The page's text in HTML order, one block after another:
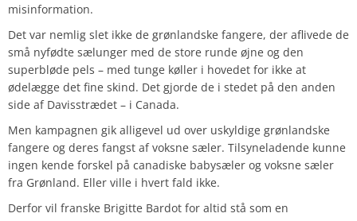
misinformation.
Det var nemlig slet ikke de grønlandske fangere, der aflivede de
små nyfødte sælunger med de store runde øjne og den
superbløde pels – med tunge køller i hovedet for ikke at
ødelægge det fine skind. Det gjorde de i stedet på den anden
side af Davisstrædet – i Canada.
Men kampagnen gik alligevel ud over uskyldige grønlandske
fangere og deres fangst af voksne sæler. Tilsyneladende kunne
ingen kende forskel på canadiske babysæler og voksne sæler
fra Grønland. Eller ville i hvert fald ikke.
Derfor vil franske Brigitte Bardot for altid stå som en